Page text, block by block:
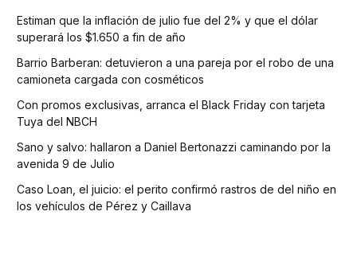
Estiman que la inflación de julio fue del 2% y que el dólar
superará los $1.650 a fin de año
Barrio Barberan: detuvieron a una pareja por el robo de una
camioneta cargada con cosméticos
Con promos exclusivas, arranca el Black Friday con tarjeta
Tuya del NBCH
Sano y salvo: hallaron a Daniel Bertonazzi caminando por la
avenida 9 de Julio
Caso Loan, el juicio: el perito confirmó rastros de del niño en
los vehículos de Pérez y Caillava